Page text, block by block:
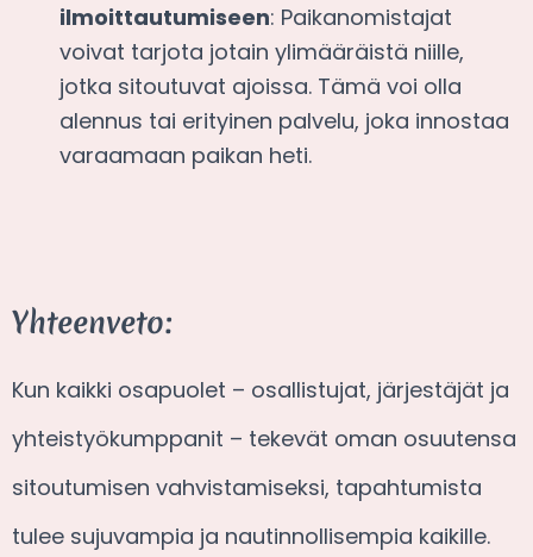
ilmoittautumiseen: Paikanomistajat
voivat tarjota jotain ylimääräistä niille,
jotka sitoutuvat ajoissa. Tämä voi olla
alennus tai erityinen palvelu, joka innostaa
varaamaan paikan heti.
Yhteenveto:
Kun kaikki osapuolet – osallistujat, järjestäjät ja
yhteistyökumppanit – tekevät oman osuutensa
sitoutumisen vahvistamiseksi, tapahtumista
tulee sujuvampia ja nautinnollisempia kaikille.